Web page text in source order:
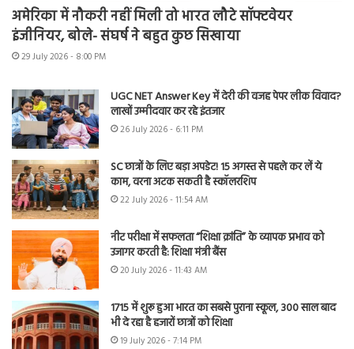
अमेरिका में नौकरी नहीं मिली तो भारत लौटे सॉफ्टवेयर
इंजीनियर, बोले- संघर्ष ने बहुत कुछ सिखाया
29 July 2026 - 8:00 PM
UGC NET Answer Key में देरी की वजह पेपर लीक विवाद?
लाखों उम्मीदवार कर रहे इंतजार
26 July 2026 - 6:11 PM
SC छात्रों के लिए बड़ा अपडेट! 15 अगस्त से पहले कर लें ये
काम, वरना अटक सकती है स्कॉलरशिप
22 July 2026 - 11:54 AM
नीट परीक्षा में सफलता “शिक्षा क्रांति” के व्यापक प्रभाव को
उजागर करती है: शिक्षा मंत्री बैंस
20 July 2026 - 11:43 AM
1715 में शुरू हुआ भारत का सबसे पुराना स्कूल, 300 साल बाद
भी दे रहा है हजारों छात्रों को शिक्षा
19 July 2026 - 7:14 PM